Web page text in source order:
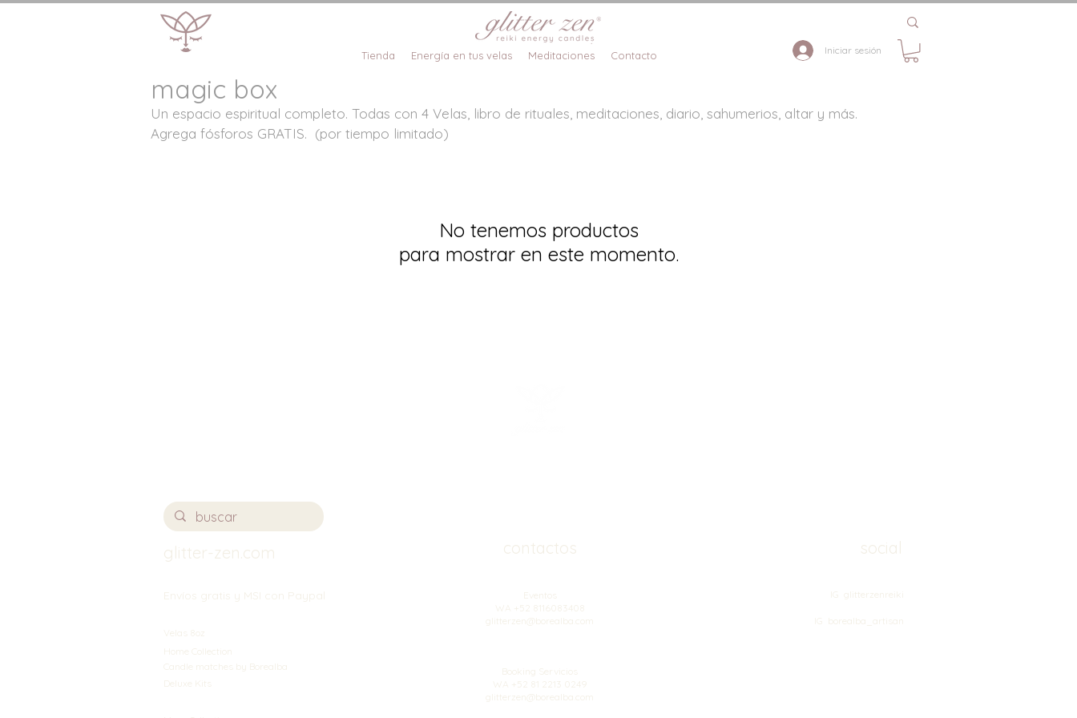
Tienda Energía en tus velas Meditaciones Contacto Iniciar sesión
magic box
Un espacio espiritual completo. Todas con 4 Velas, libro de rituales, meditaciones, diario, sahumerios, altar y más.
Agrega fósforos GRATIS. (por tiempo limitado)
No tenemos productos
para mostrar en este momento.
glitter-zen.com
Envíos gratis y MSI con Paypal
Velas 8oz
contactos
Eventos
WA +52 8116083408
glitterzen@borealba.com
social
IG glitterzenreiki
IG borealba_artisan
Home Collection
Candle matches by Borealba
Deluxe Kits
Booking Servicios
WA +52 81 2213 0249
glitterzen@borealba.com